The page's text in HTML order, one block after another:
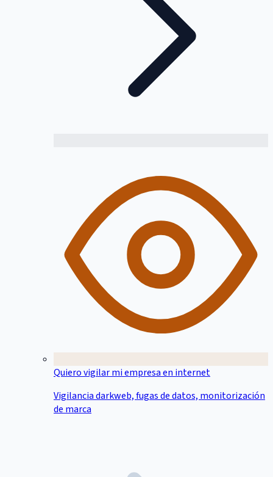
Quiero vigilar mi empresa en internet
Vigilancia darkweb, fugas de datos, monitorización
de marca